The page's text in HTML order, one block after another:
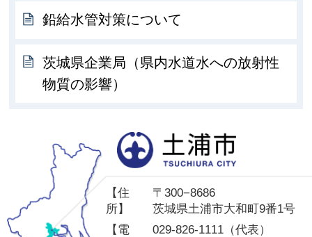
鉛給水管対策について
茨城県企業局（県内水道水への放射性
物質の影響）
【住
所】
〒300−8686
茨城県土浦市大和町9番1号
【電
029-826-1111（代表）